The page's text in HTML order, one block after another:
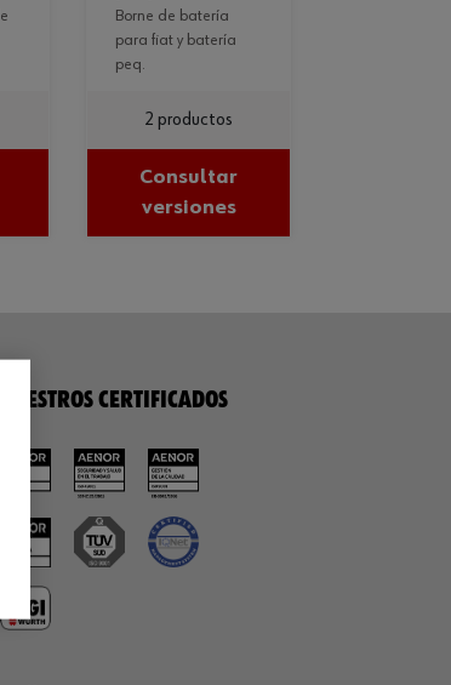
borne de batería
para fiat y batería
peq.
2 productos
Consultar
versiones
NUESTROS CERTIFICADOS